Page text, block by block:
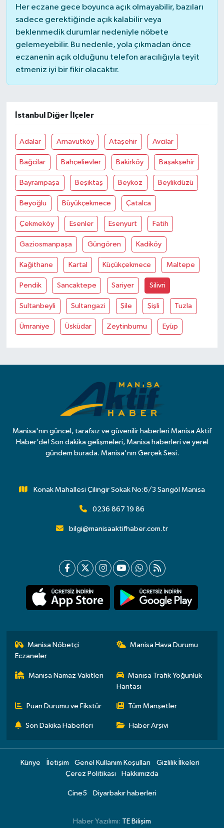
Her eczane gece boyunca açık olmayabilir, bazıları
sadece gerektiğinde açık kalabilir veya
beklenmedik durumlar nedeniyle nöbete
gelemeyebilir. Bu nedenle, yola çıkmadan önce
eczanenin açık olduğunu telefon aracılığıyla teyit
etmeniz iyi bir fikir olacaktır.
İstanbul Diğer İlçeler
Adalar Arnavutköy Ataşehir Avcilar
Bağcilar Bahçelievler Bakirköy Başakşehir
Bayrampaşa Beşiktaş Beykoz Beylikdüzü
Beyoğlu Büyükçekmece Çatalca
Çekmeköy Esenler Esenyurt Fatih
Gaziosmanpaşa Güngören Kadiköy
Kağithane Kartal Küçükçekmece Maltepe
Pendik Sancaktepe Sariyer Silivri
Sultanbeyli Sultangazi Şile Şişli Tuzla
Ümraniye Üsküdar Zeytinburnu Eyüp
Manisa'nın güncel, tarafsız ve güvenilir haberleri Manisa Aktif
Haber’de! Son dakika gelişmeleri, Manisa haberleri ve yerel
gündem burada. Manisa'nın Gerçek Sesi.
Konak Mahallesi Çilingir Sokak No:6/3 Sarıgöl Manisa
0236 867 19 86
bilgi@manisaaktifhaber.com.tr
Manisa Nöbetçi
Eczaneler
Manisa Hava Durumu
Manisa Namaz Vakitleri
Manisa Trafik Yoğunluk
Haritası
Puan Durumu ve Fikstür Tüm Manşetler
Son Dakika Haberleri Haber Arşivi
Künye İletişim Genel Kullanım Koşulları
Gizlilik İlkeleri
Çerez Politikası
Hakkımızda
Cine5 Diyarbakır haberleri
Haber Yazılımı: TE Bilişim